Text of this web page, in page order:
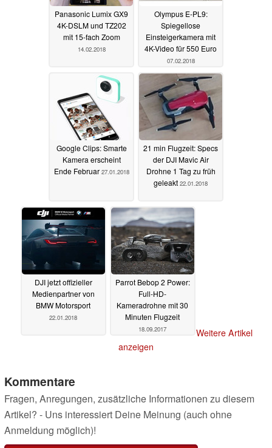
Panasonic Lumix GX9
4K-DSLM und TZ202
mit 15-fach Zoom
14.02.2018
Olympus E-PL9:
Spiegellose
Einsteigerkamera mit
4K-Video für 550 Euro
07.02.2018
Google Clips: Smarte
Kamera erscheint
Ende Februar 27.01.2018
21 min Flugzeit: Specs
der DJI Mavic Air
Drohne 1 Tag zu früh
geleakt 22.01.2018
DJI jetzt offizieller
Medienpartner von
BMW Motorsport
22.01.2018
Parrot Bebop 2 Power:
Full-HD-
Kameradrohne mit 30
Minuten Flugzeit
18.09.2017
Weitere Artikel
anzeigen
Kommentare
Fragen, Anregungen, zusätzliche Informationen zu diesem
Artikel? - Uns interessiert Deine Meinung (auch ohne
Anmeldung möglich)!